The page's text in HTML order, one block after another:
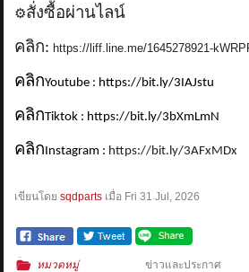
⚙️สั่งซื้อผ่านไลน์
คลิก: https://liff.line.me/1645278921-
คลิกYoutube : https://bit.ly/3IAJstu
คลิกTiktok : https://bit.ly/3bXmLmN
คลิก Instagram : https://bit.ly/3AFxMDx
เขียนโดยsqdparts เมื่อ Fri 31 Jul, 2026
หมวดหมู่ ข่าวและประกาศ